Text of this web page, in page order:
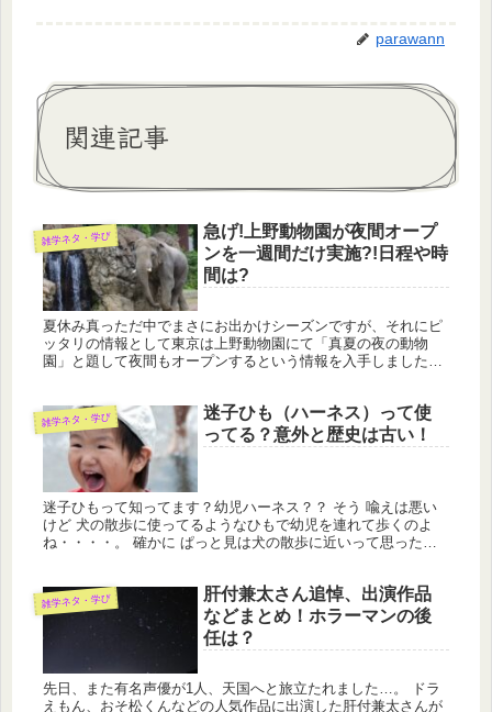
parawann
関連記事
雑学ネタ・学び
急げ!上野動物園が夜間オープ
ンを一週間だけ実施?!日程や時
間は?
夏休み真っただ中でまさにお出かけシーズンですが、それにピ
ッタリの情報として東京は上野動物園にて「真夏の夜の動物
園」と題して夜間もオープンするという情報を入手しました。
雑学ネタ・学び
迷子ひも（ハーネス）って使
ってる？意外と歴史は古い！
迷子ひもって知ってます？幼児ハーネス？？ そう 喩えは悪い
けど 犬の散歩に使ってるようなひもで幼児を連れて歩くのよ
ね・・・・。 確かに ぱっと見は犬の散歩に近いって思ったけ
雑学ネタ・学び
肝付兼太さん追悼、出演作品
などまとめ！ホラーマンの後
任は？
先日、また有名声優が1人、天国へと旅立たれました…。 ドラ
えもん、おそ松くんなどの人気作品に出演した肝付兼太さんが